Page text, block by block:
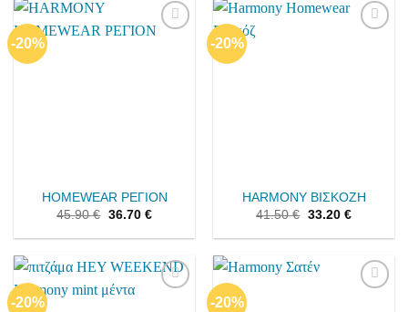
-20%
HOMEWEAR ΡΕΓΙΟΝ
45.90€ 36.70 €
-20%
HARMONY ΒΙΣΚΟΖΗ
41.50€ 33.20 €
-20% -20%